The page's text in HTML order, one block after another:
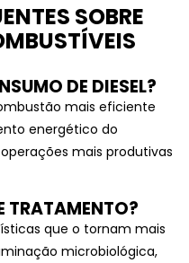
SOBRE
DE DIESEL?
mais eficiente
energético do
mais produtivas
TRATAMENTO?
que o tornam mais
microbiológica,